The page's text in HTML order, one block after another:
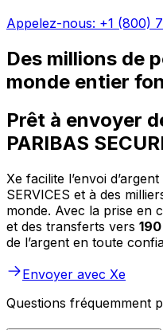
Appelez-nous: +1 (800)
Des millions de
monde entier
Prêt à envoyer
PARIBAS
Xe facilite l’envoi
SERVICES et à des
monde. Avec la prise en
et des transferts vers
de l’argent en toute
Envoyer avec Xe
Questions fréquemment